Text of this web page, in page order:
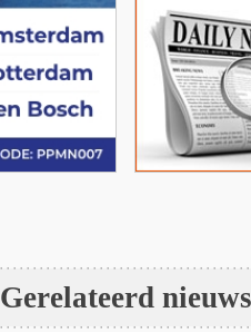
Gerelateerd nieuws